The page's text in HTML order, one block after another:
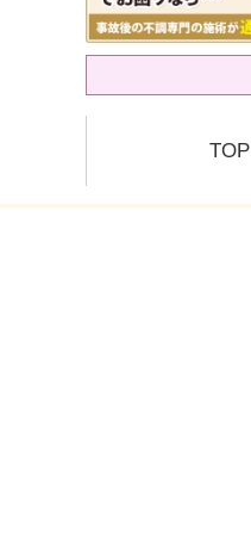
TOP